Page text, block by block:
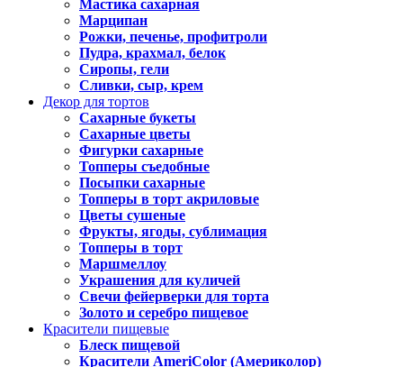
Мастика сахарная
Марципан
Рожки, печенье, профитроли
Пудра, крахмал, белок
Сиропы, гели
Сливки, сыр, крем
Декор для тортов
Сахарные букеты
Сахарные цветы
Фигурки сахарные
Топперы съедобные
Посыпки сахарные
Топперы в торт акриловые
Цветы сушеные
Фрукты, ягоды, сублимация
Топперы в торт
Маршмеллоу
Украшения для куличей
Свечи фейерверки для торта
Золото и серебро пищевое
Красители пищевые
Блеск пищевой
Красители AmeriColor (Америколор)